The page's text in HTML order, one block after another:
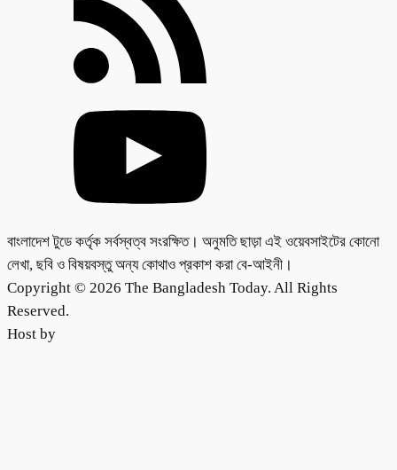
বাংলাদেশ টুডে কর্তৃক সর্বস্বত্ব সংরক্ষিত। অনুমতি ছাড়া এই ওয়েবসাইটের কোনো
লেখা, ছবি ও বিষয়বস্তু অন্য কোথাও প্রকাশ করা বে-আইনী।
Copyright © 2026 The Bangladesh Today. All Rights
Reserved.
Host by